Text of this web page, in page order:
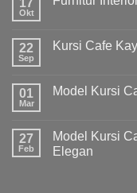
17
Okt
22
Sep
Kursi Cafe
01
Mar
Model Kursi
27
Feb
Model Kursi
Elegan